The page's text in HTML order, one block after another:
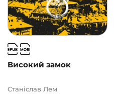
Високий замок
Станіслав Лем